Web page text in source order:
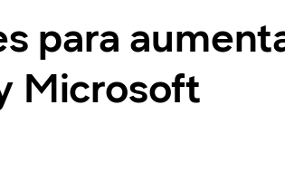
para
Microsoft